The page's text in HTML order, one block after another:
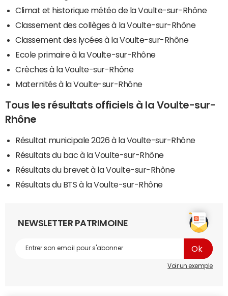
Climat et historique météo de la Voulte-sur-Rhône
Classement des collèges à la Voulte-sur-Rhône
Classement des lycées à la Voulte-sur-Rhône
Ecole primaire à la Voulte-sur-Rhône
Crèches à la Voulte-sur-Rhône
Maternités à la Voulte-sur-Rhône
Tous les résultats officiels à la Voulte-sur-
Rhône
Résultat municipale 2026 à la Voulte-sur-Rhône
Résultats du bac à la Voulte-sur-Rhône
Résultats du brevet à la Voulte-sur-Rhône
Résultats du BTS à la Voulte-sur-Rhône
NEWSLETTER PATRIMOINE
Voir un exemple